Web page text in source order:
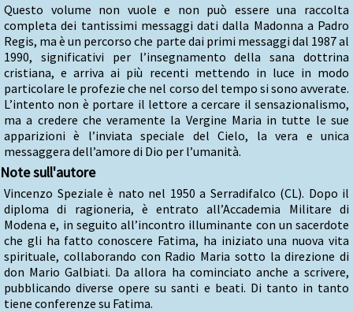
Questo volume non vuole e non può essere una raccolta
completa dei tantissimi messaggi dati dalla Madonna a Padro
Regis, ma è un percorso che parte dai primi messaggi dal 1987 al
1990, significativi per l’insegnamento della sana dottrina
cristiana, e arriva ai più recenti mettendo in luce in modo
particolare le profezie che nel corso del tempo si sono avverate.
L’intento non è portare il lettore a cercare il sensazionalismo,
ma a credere che veramente la Vergine Maria in tutte le sue
apparizioni è l’inviata speciale del Cielo, la vera e unica
messaggera dell’amore di Dio per l’umanità.
Note sull'autore
Vincenzo Speziale è nato nel 1950 a Serradifalco (CL). Dopo il
diploma di ragioneria, è entrato all’Accademia Militare di
Modena e, in seguito all’incontro illuminante con un sacerdote
che gli ha fatto conoscere Fatima, ha iniziato una nuova vita
spirituale, collaborando con Radio Maria sotto la direzione di
don Mario Galbiati. Da allora ha cominciato anche a scrivere,
pubblicando diverse opere su santi e beati. Di tanto in tanto
tiene conferenze su Fatima.